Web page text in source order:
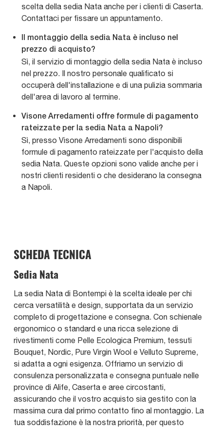
scelta della sedia Nata anche per i clienti di Caserta.
Contattaci per fissare un appuntamento.
Il montaggio della sedia Nata è incluso nel
prezzo di acquisto?
Sì, il servizio di montaggio della sedia Nata è incluso
nel prezzo. Il nostro personale qualificato si
occuperà dell'installazione e di una pulizia sommaria
dell'area di lavoro al termine.
Visone Arredamenti offre formule di pagamento
rateizzate per la sedia Nata a Napoli?
Sì, presso Visone Arredamenti sono disponibili
formule di pagamento rateizzate per l'acquisto della
sedia Nata. Queste opzioni sono valide anche per i
nostri clienti residenti o che desiderano la consegna
a Napoli.
SCHEDA TECNICA
Sedia Nata
La sedia Nata di Bontempi è la scelta ideale per chi
cerca versatilità e design, supportata da un servizio
completo di progettazione e consegna. Con schienale
ergonomico o standard e una ricca selezione di
rivestimenti come Pelle Ecologica Premium, tessuti
Bouquet, Nordic, Pure Virgin Wool e Velluto Supreme,
si adatta a ogni esigenza. Offriamo un servizio di
consulenza personalizzata e consegna puntuale nelle
province di Alife, Caserta e aree circostanti,
assicurando che il vostro acquisto sia gestito con la
massima cura dal primo contatto fino al montaggio. La
tua soddisfazione è la nostra priorità, per questo